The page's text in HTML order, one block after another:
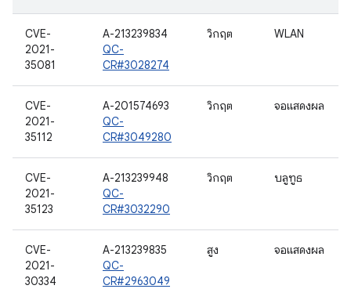
CVE-
2021-
35081
A-213239834
QC-
CR#3028274
วิกฤต WLAN
CVE-
2021-
35112
A-201574693
QC-
CR#3049280
วิกฤต จอแสดงผล
CVE-
2021-
35123
A-213239948
QC-
CR#3032290
วิกฤต บลูทูธ
CVE-
2021-
30334
A-213239835
QC-
CR#2963049
สูง จอแสดงผล